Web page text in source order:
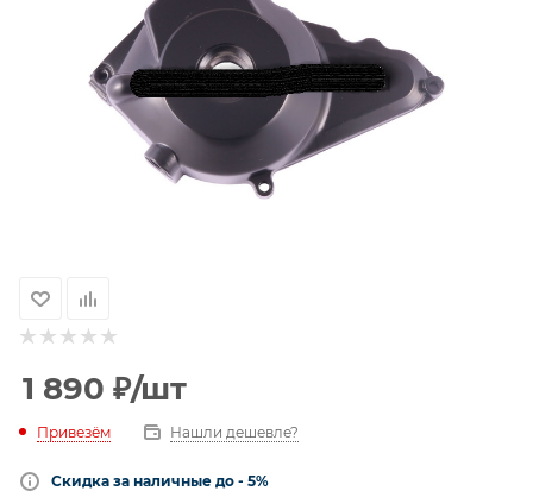
1 890 ₽/шт
Привезём Нашли дешевле?
Скидка за наличные до - 5%